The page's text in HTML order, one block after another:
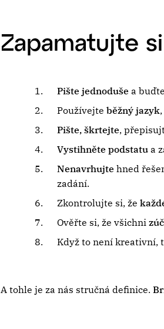
Zapamatujte
Pište jednoduše a
Používejte běžný jazyk
Pište, škrtejte,
Vystihněte podstatua
Nenavrhujte hned
zadání.
Zkontrolujte si, že
Ověřte si, že všichni
Když to není kreativní,
A tohle je za nás stručná definice.